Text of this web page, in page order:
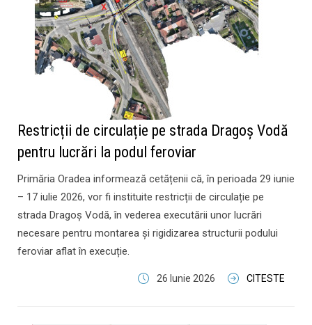
Restricții de circulație pe strada Dragoș Vodă
pentru lucrări la podul feroviar
Primăria Oradea informează cetățenii că, în perioada 29 iunie
– 17 iulie 2026, vor fi instituite restricții de circulație pe
strada Dragoș Vodă, în vederea executării unor lucrări
necesare pentru montarea și rigidizarea structurii podului
feroviar aflat în execuție.
26 Iunie 2026 CITESTE